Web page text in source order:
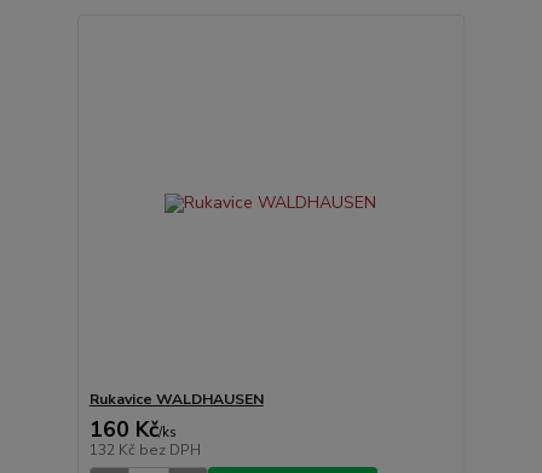
Rukavice WALDHAUSEN
160 Kč/ks
132 Kč bez DPH